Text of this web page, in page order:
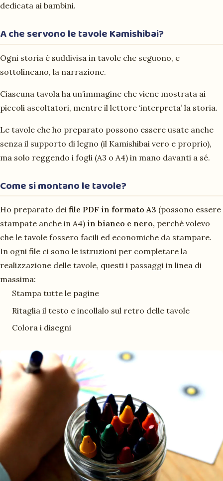
dedicata ai bambini.
A che servono le tavole Kamishibai?
Ogni storia è suddivisa in tavole che seguono, e
sottolineano, la narrazione.
Ciascuna tavola ha un’immagine che viene mostrata ai
piccoli ascoltatori, mentre il lettore ‘interpreta’ la storia.
Le tavole che ho preparato possono essere usate anche
senza il supporto di legno (il Kamishibai vero e proprio),
ma solo reggendo i fogli (A3 o A4) in mano davanti a sé.
Come si montano le tavole?
Ho preparato dei file PDF in formato A3 (possono essere
stampate anche in A4) in bianco e nero, perché volevo
che le tavole fossero facili ed economiche da stampare.
In ogni file ci sono le istruzioni per completare la
realizzazione delle tavole, questi i passaggi in linea di
massima:
Stampa tutte le pagine
Ritaglia il testo e incollalo sul retro delle tavole
Colora i disegni